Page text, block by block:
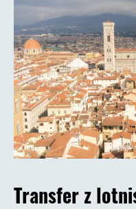
Transfer z